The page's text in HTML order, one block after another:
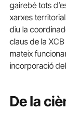
gairebé tots
xarxes
diu la
claus de la
mateix
incorporació
De la